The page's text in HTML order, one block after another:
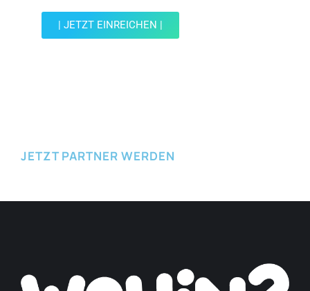
| JETZT EINREICHEN |
JETZT PARTNER WERDEN